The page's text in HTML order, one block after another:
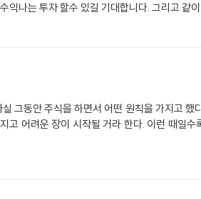
익나는 투자 할수 있길 기대합니다. 그리고 같
그동안 주식을 하면서 어떤 원칙을 가지고
고 어려운 장이 시작될 거라 한다. 이런 때일